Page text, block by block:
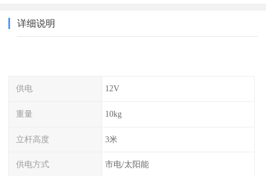
详细说明
供电 12V
重量 10kg
立杆高度 3米
供电方式 市电/太阳能